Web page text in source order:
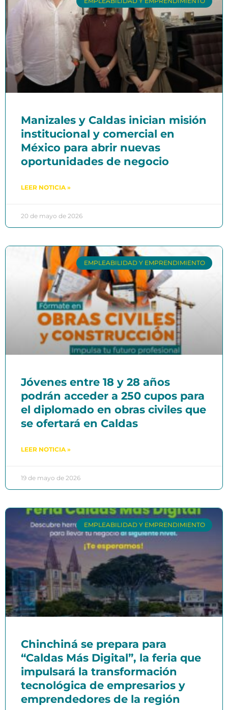
Manizales y Caldas inician misión
institucional y comercial en
México para abrir nuevas
oportunidades de negocio
LEER NOTICIA »
20 de mayo de 2026
EMPLEABILIDAD Y EMPRENDIMIENTO
Jóvenes entre 18 y 28 años
podrán acceder a 250 cupos para
el diplomado en obras civiles que
se ofertará en Caldas
LEER NOTICIA »
19 de mayo de 2026
EMPLEABILIDAD Y EMPRENDIMIENTO
Chinchiná se prepara para
“Caldas Más Digital”, la feria que
impulsará la transformación
tecnológica de empresarios y
emprendedores de la región